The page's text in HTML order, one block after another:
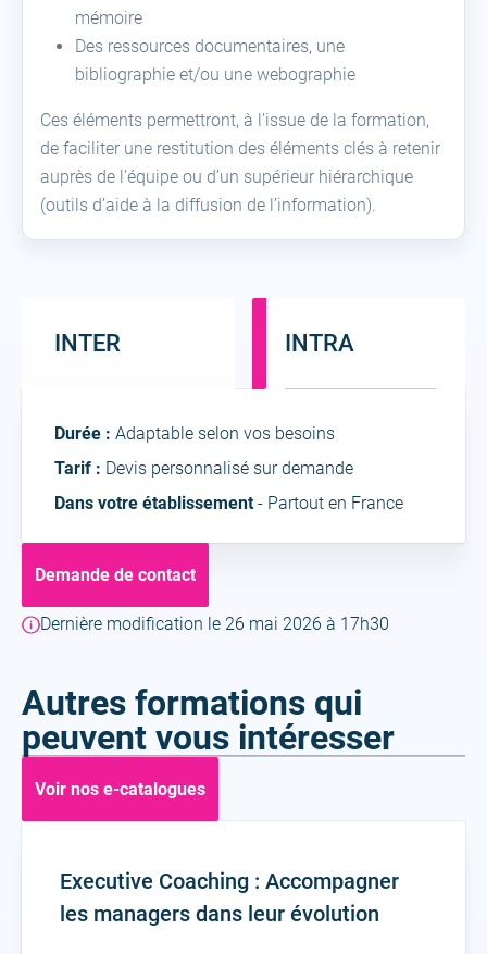
mémoire
Des ressources documentaires, une
bibliographie et/ou une webographie
Ces éléments permettront, à l’issue de la formation,
de faciliter une restitution des éléments clés à retenir
auprès de l’équipe ou d’un supérieur hiérarchique
(outils d’aide à la diffusion de l’information).
INTER INTRA
IntraDurée : Adaptable selon vos besoins
Tarif : Devis personnalisé sur demande
Dans votre établissement- Partout en France
Demande de contact
Dernière modification le 26 mai 2026 à 17h30
Autres formations qui
peuvent vous intéresser
Voir nos e-catalogues
Executive Coaching : Accompagner
les managers dans leur évolution